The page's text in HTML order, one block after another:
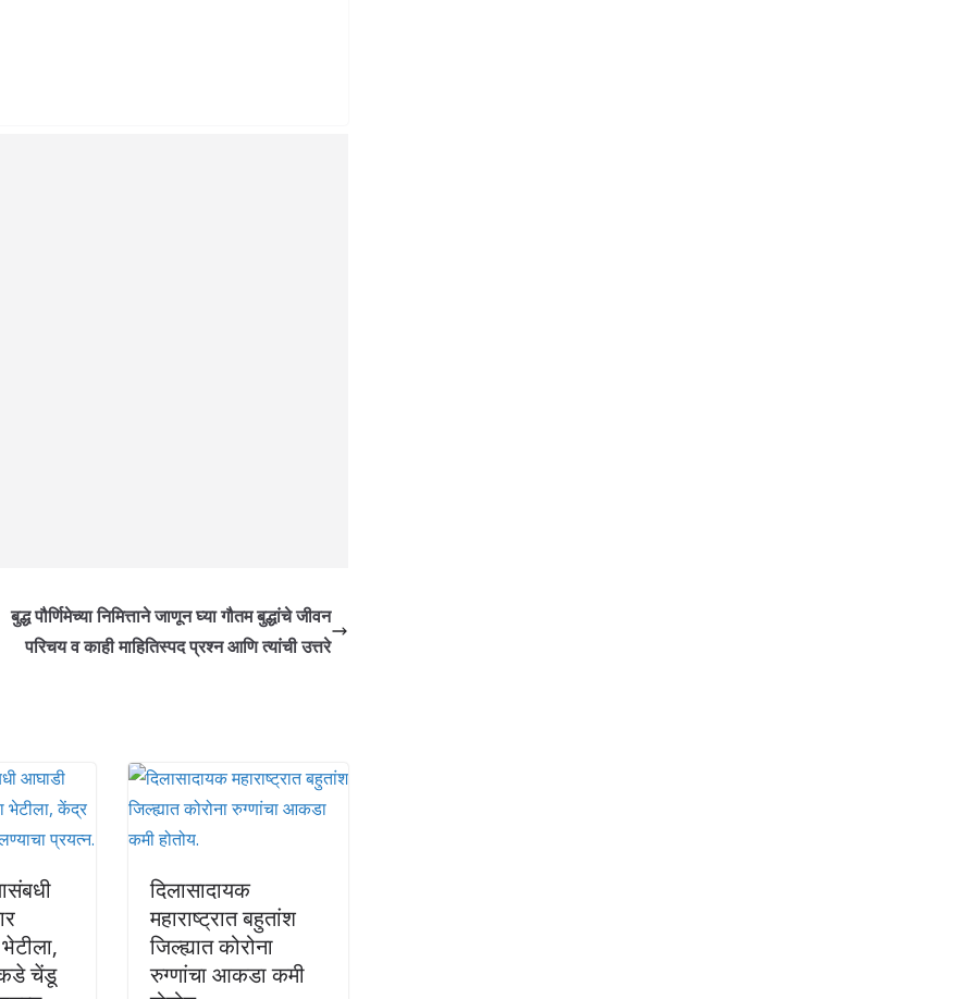
बुद्ध पौर्णिमेच्या निमित्ताने जाणून घ्या गौतम बुद्धांचे जीवन
परिचय व काही माहितिस्पद प्रश्न आणि त्यांची उत्तरे
चेंडू
दिलासादायक
महाराष्ट्रात बहुतांश
जिल्ह्यात कोरोना
रुग्णांचा आकडा कमी